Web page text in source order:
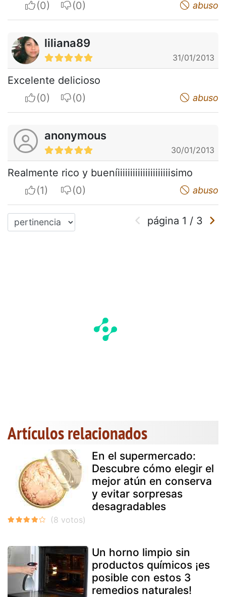
I apreciateI do not appreciate abuso
liliana89
31/01/2013
Excelente delicioso
I apreciateI do not appreciate abuso
anonymous
30/01/2013
Realmente rico y bueníiiiiiiiiiiiiiiiiiiiiisimo
I apreciateI do not appreciate abuso
página 1 / 3
Artículos relacionados
En el supermercado:
Descubre cómo elegir el
mejor atún en conserva
y evitar sorpresas
desagradables
Un horno limpio sin
productos químicos ¡es
posible con estos 3
remedios naturales!